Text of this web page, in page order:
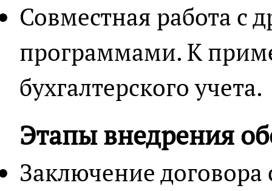
Совместная работа с
программами. К
бухгалтерского учета.
Этапы внедрения
Заключение